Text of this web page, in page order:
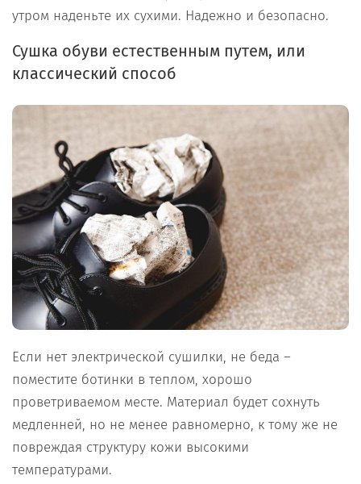
утром наденьте их сухими. Надежно и безопасно.
Сушка обуви естественным путем, или
классический способ
Если нет электрической сушилки, не беда –
поместите ботинки в теплом, хорошо
проветриваемом месте. Материал будет сохнуть
медленней, но не менее равномерно, к тому же не
повреждая структуру кожи высокими
температурами.